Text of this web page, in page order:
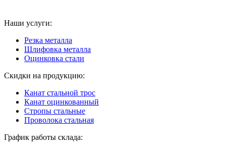
Наши услуги:
Резка металла
Шлифовка металла
Оцинковка стали
Скидки на продукцию:
Канат стальной трос
Канат оцинкованный
Стропы стальные
Проволока стальная
График работы склада: